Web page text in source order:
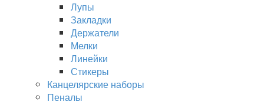
Лупы
Закладки
Держатели
Мелки
Линейки
Стикеры
Канцелярские наборы
Пеналы